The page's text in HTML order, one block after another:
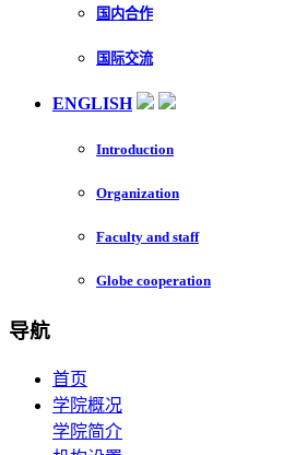
国内合作
国际交流
ENGLISH
Introduction
Organization
Faculty and staff
Globe cooperation
导航
首页
学院概况
学院简介